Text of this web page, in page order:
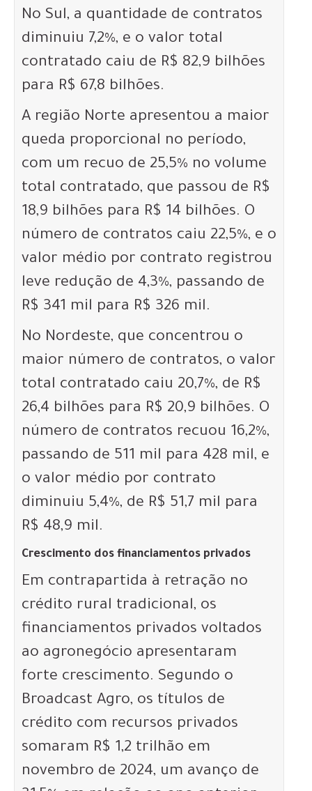
No Sul, a quantidade de contratos
diminuiu 7,2%, e o valor total
contratado caiu de R$ 82,9 bilhões
para R$ 67,8 bilhões.
A região Norte apresentou a maior
queda proporcional no período,
com um recuo de 25,5% no volume
total contratado, que passou de R$
18,9 bilhões para R$ 14 bilhões. O
número de contratos caiu 22,5%, e o
valor médio por contrato registrou
leve redução de 4,3%, passando de
R$ 341 mil para R$ 326 mil.
No Nordeste, que concentrou o
maior número de contratos, o valor
total contratado caiu 20,7%, de R$
26,4 bilhões para R$ 20,9 bilhões. O
número de contratos recuou 16,2%,
passando de 511 mil para 428 mil, e
o valor médio por contrato
diminuiu 5,4%, de R$ 51,7 mil para
R$ 48,9 mil.
Crescimento dos financiamentos privados
Em contrapartida à retração no
crédito rural tradicional, os
financiamentos privados voltados
ao agronegócio apresentaram
forte crescimento. Segundo o
Broadcast Agro, os títulos de
crédito com recursos privados
somaram R$ 1,2 trilhão em
novembro de 2024, um avanço de